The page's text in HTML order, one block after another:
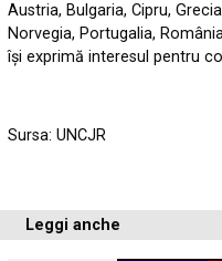
Austria, Bulgaria, Cipru,
Norvegia, Portugalia,
îşi exprimă interesul pentru
Sursa: UNCJR
Leggi anche